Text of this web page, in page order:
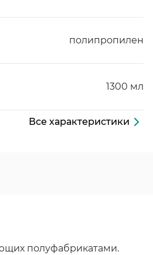
полипропилен
1300 мл
Все характеристики
полуфабрикатами.